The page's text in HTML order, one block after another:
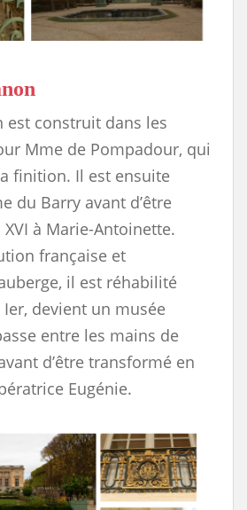
est construit dans les
Mme de Pompadour, qui
finition. Il est ensuite
du Barry avant d’être
à Marie-Antoinette.
française et
il est réhabilité
devient un musée
entre les mains de
d’être transformé en
Eugénie.